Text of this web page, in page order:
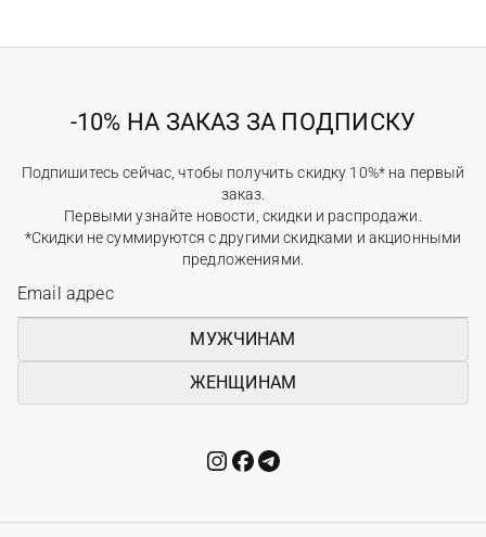
-10% НА ЗАКАЗ ЗА ПОДПИСКУ
Подпишитесь сейчас, чтобы получить скидку 10%* на первый
заказ.
Первыми узнайте новости, скидки и распродажи.
*Скидки не суммируются с другими скидками и акционными
предложениями.
МУЖЧИНАМ
ЖЕНЩИНАМ